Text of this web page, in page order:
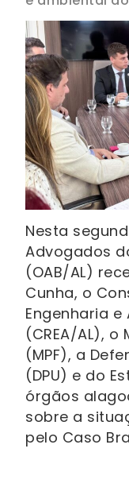
Nesta
Advogados
(OAB/AL)
Cunha, o
Engenharia
(CREA/AL), o
(MPF), a
(DPU) e do
órgãos
sobre a
pelo Caso